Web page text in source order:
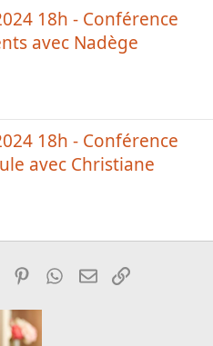
18h - Conférence
avec Nadège
18h - Conférence
avec Christiane
LinkedInPinterestWhatsApp
EmailLien